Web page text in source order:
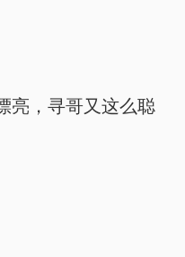
亮，寻哥又这么聪